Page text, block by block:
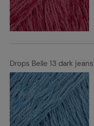
Drops Belle 13 dark